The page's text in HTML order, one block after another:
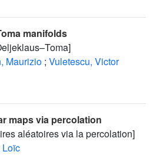
manifolds
Maurizio ; Vuletescu, Victor
maps via percolation
aléatoires via la percolation]
Loïc